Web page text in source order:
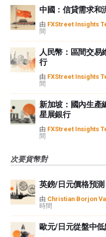
中國：信貸需求和
由 FXStreet Insights
間
人民幣：區間交易
行
由 FXStreet Insights
間
新加坡：國內生產
星展銀行
由 FXStreet Insights
間
次要貨幣對
英鎊/日元價格預
由 Christian Borjon
時間
歐元/日元從盤中